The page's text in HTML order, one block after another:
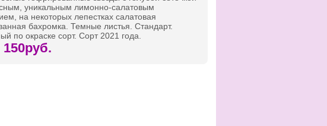
уникальным лимонно-салатовым
на некоторых лепестках салатовая
бахромка. Темные листья. Стандарт.
по окраске сорт. Сорт 2021 года.